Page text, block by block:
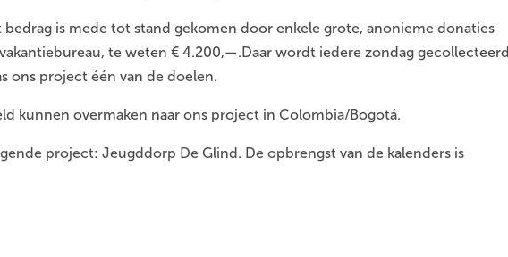
bedrag is mede tot stand gekomen door enkele grote, anonieme donaties
te weten € 4.200,—.Daar wordt iedere zondag gecollecteerd
ons project één van de doelen.
kunnen overmaken naar ons project in Colombia/Bogotá.
project: Jeugddorp De Glind. De opbrengst van de kalenders is